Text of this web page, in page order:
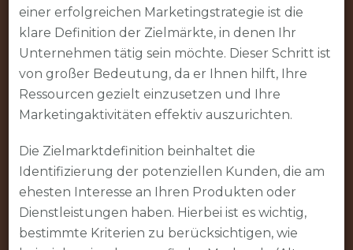
einer erfolgreichen Marketingstrategie ist die
klare Definition der Zielmärkte, in denen Ihr
Unternehmen tätig sein möchte. Dieser Schritt ist
von großer Bedeutung, da er Ihnen hilft, Ihre
Ressourcen gezielt einzusetzen und Ihre
Marketingaktivitäten effektiv auszurichten.
Die Zielmarktdefinition beinhaltet die
Identifizierung der potenziellen Kunden, die am
ehesten Interesse an Ihren Produkten oder
Dienstleistungen haben. Hierbei ist es wichtig,
bestimmte Kriterien zu berücksichtigen, wie